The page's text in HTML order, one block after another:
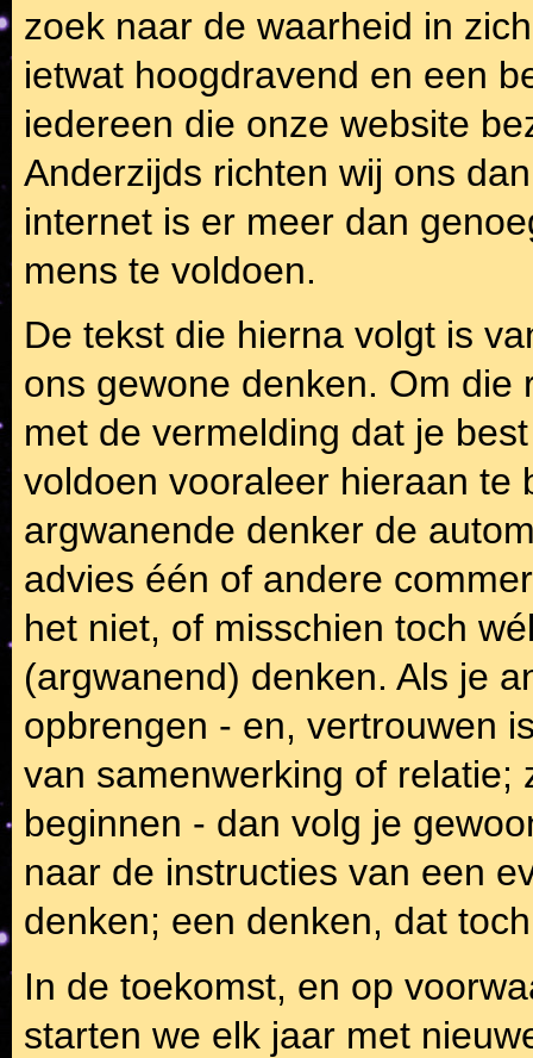
zoek naar de waarheid in
ietwat hoogdravend en een
iedereen die onze website
Anderzijds richten wij ons
internet is er meer dan
mens te voldoen.
De tekst die hierna volgt is
ons gewone denken. Om
met de vermelding dat je
voldoen vooraleer hieraan te
argwanende denker de
advies één of andere
het niet, of misschien toch
(argwanend) denken. Als je
opbrengen - en, vertrouwen
van samenwerking of relatie;
beginnen - dan volg je
naar de instructies van een
denken; een denken, dat
In de toekomst, en op
starten we elk jaar met